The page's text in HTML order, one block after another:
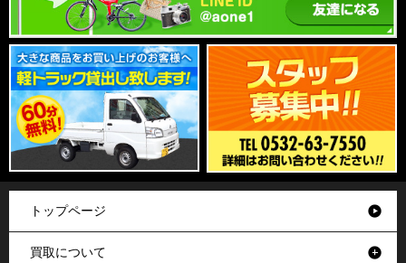
トップページ
買取について